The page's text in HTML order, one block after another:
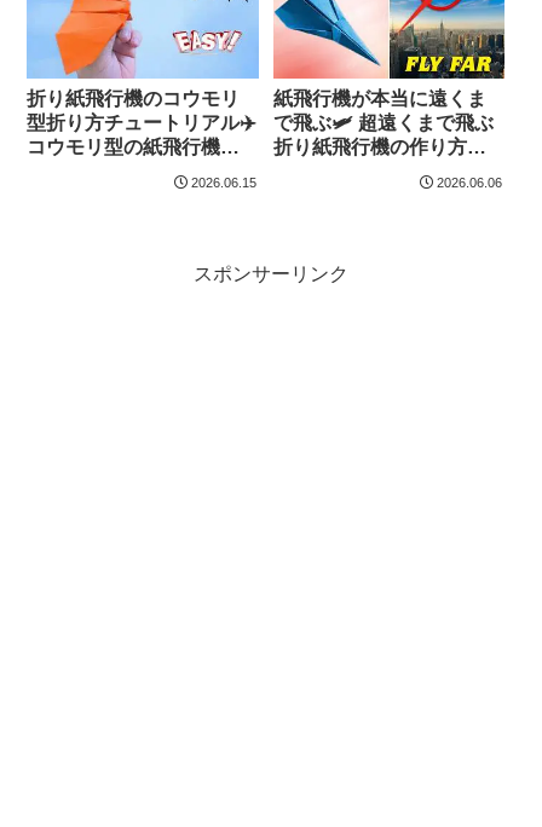
折り紙飛行機のコウモリ
型折り方チュートリアル✈️
コウモリ型の紙飛行機を
簡単に作ろう！ – Easy
2026.06.15
紙飛行機が本当に遠くま
で飛ぶ🛩️ 超遠くまで飛ぶ
折り紙飛行機の作り方チ
ュートリアル – Easy
2026.06.06
スポンサーリンク